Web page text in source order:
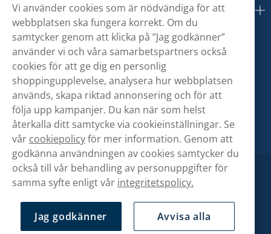
Om oss
Vi använder cookies som är nödvändiga för att
webbplatsen ska fungera korrekt. Om du
samtycker genom att klicka på ”Jag godkänner”
använder vi och våra samarbetspartners också
cookies för att ge dig en personlig
shoppingupplevelse, analysera hur webbplatsen
används, skapa riktad annonsering och för att
följa upp kampanjer. Du kan när som helst
återkalla ditt samtycke via cookieinställningar. Se
vår cookiepolicyför mer information. Genom att
godkänna användningen av cookies samtycker du
också till vår behandling av personuppgifter för
samma syfte enligt vår integritetspolicy.
Jag godkänner Avvisa alla